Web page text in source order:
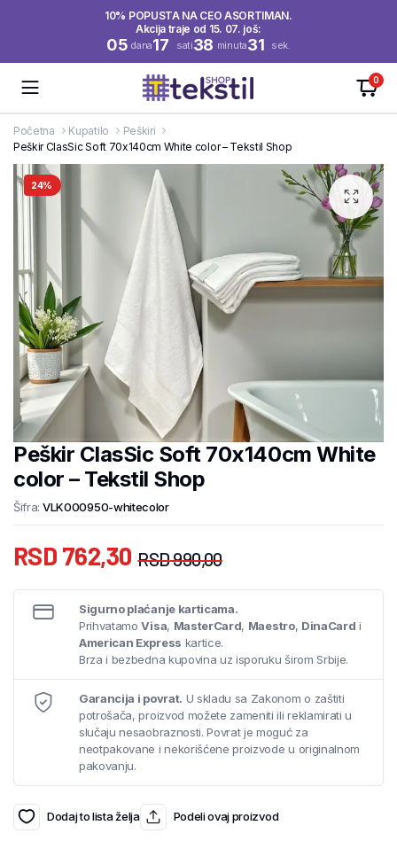
10% POPUSTA NA CEO ASORTIMAN.
Akcija traje od 15. 07. još:
05 dana17 sati38 minuta30 sek.
0
Početna Kupatilo
Peškiri
Peškir ClasSic Soft 70x140cm White color – Tekstil Shop
24%
Peškir ClasSic Soft 70x140cm White
color – Tekstil Shop
Šifra: VLK000950-whitecolor
RSD990,00
RSD 762,30
Sigurno plaćanje karticama.
PrihvatamoVisa, MasterCard, Maestro, DinaCard i
American Express kartice.
Brza i bezbedna kupovina uz isporuku širom Srbije.
Garancija i povrat. U skladu sa Zakonom o zaštiti
potrošača, proizvod možete zameniti ili reklamirati u
slučaju nesaobraznosti. Povrat je moguć za
neotpakovane i nekorišćene proizvode u originalnom
pakovanju.
Dodaj to lista želja Podeli ovaj proizvod